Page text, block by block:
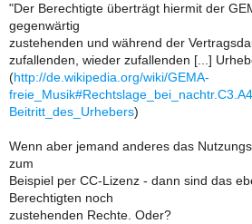
"Der Berechtigte überträgt hiermit der
gegenwärtig
zustehenden und während der
zufallenden, wieder zufallenden [...]
(http://de.wikipedia.org/wiki/GEMA-
Beitritt_des_Urhebers)
Wenn aber jemand anderes das
zum
Beispiel per CC-Lizenz - dann sind das
Berechtigten noch
zustehenden Rechte. Oder?